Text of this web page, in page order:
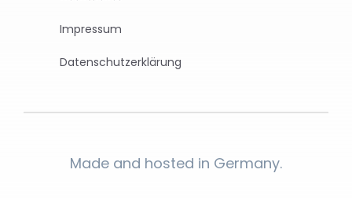
Impressum
Datenschutzerklärung
Made and hosted in Germany.